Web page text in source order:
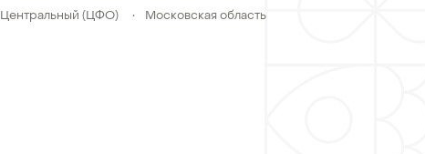
Центральный (ЦФО) • Московская область